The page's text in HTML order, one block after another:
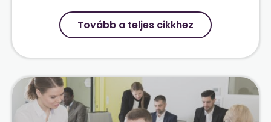
Tovább a teljes cikkhez